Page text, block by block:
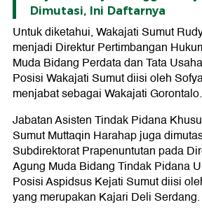
Dimutasi, Ini Daftarnya
Untuk diketahui, Wakajati Sumut
menjadi Direktur Pertimbangan
Muda Bidang Perdata dan Tata
Posisi Wakajati Sumut diisi oleh
menjabat sebagai Wakajati Gorontalo.
Jabatan Asisten Tindak Pidana
Sumut Muttaqin Harahap juga
Subdirektorat Prapenuntutan pada
Agung Muda Bidang Tindak Pidana
Posisi Aspidsus Kejati Sumut diisi
yang merupakan Kajari Deli Serdang.